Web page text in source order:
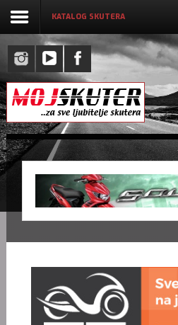
KATALOG SKUTERA